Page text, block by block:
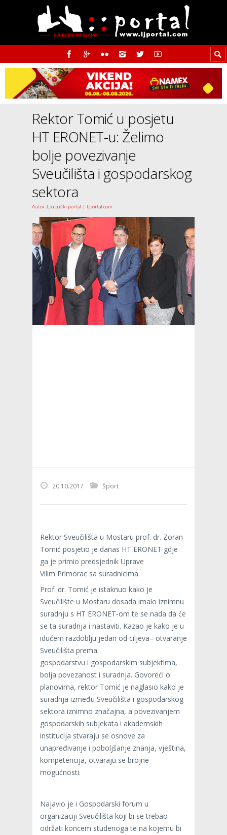
Rektor Tomić u posjetu
HT ERONET-u: Želimo
bolje povezivanje
Sveučilišta i gospodarskog
sektora
Autor: Ljubuški portal | ljportal.com
20.10.2017 Šport
Rektor Sveučilišta u Mostaru prof. dr. Zoran
Tomić posjetio je danas HT ERONET gdje
ga je primio predsjednik Uprave
Vilim Primorac sa suradnicima.
Prof. dr. Tomić je istaknuo kako je
Sveučilište u Mostaru dosada imalo iznimnu
suradnju s HT ERONET-om te se nada da će
se ta suradnja i nastaviti. Kazao je kako je u
idućem razdoblju jedan od ciljeva– otvaranje
Sveučilišta prema
gospodarstvu i gospodarskim subjektima,
bolja povezanost i suradnja. Govoreći o
planovima, rektor Tomić je naglasio kako je
suradnja između Sveučilišta i gospodarskog
sektora iznimno značajna, a povezivanjem
gospodarskih subjekata i akademskih
institucija stvaraju se osnove za
unapređivanje i poboljšanje znanja, vještina,
kompetencija, otvaraju se brojne
mogućnosti.
Najavio je i Gospodarski forum u
organizaciji Sveučilišta koji bi se trebao
održati koncem studenoga te na kojemu bi